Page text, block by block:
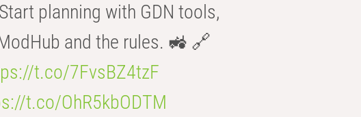
planning with GDN tools,
and the rules. 🚜 🔗
t.co/7FvsBZ4tzF
t.co/OhR5kbODTM